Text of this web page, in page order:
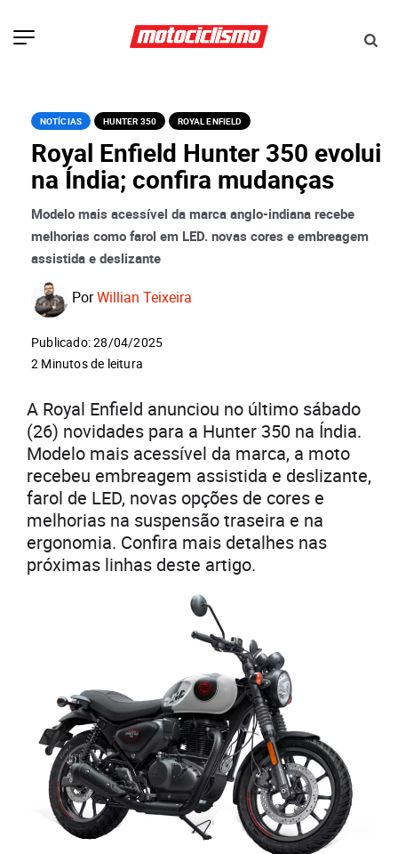
NOTÍCIAS HUNTER 350 ROYAL ENFIELD
Royal Enfield Hunter 350 evolui
na Índia; confira mudanças
Modelo mais acessível da marca anglo-indiana recebe
melhorias como farol em LED. novas cores e embreagem
assistida e deslizante
PorWillian Teixeira
Publicado: 28/04/2025
2 Minutos de leitura
A Royal Enfield anunciou no último sábado
(26) novidades para a Hunter 350 na Índia.
Modelo mais acessível da marca, a moto
recebeu embreagem assistida e deslizante,
farol de LED, novas opções de cores e
melhorias na suspensão traseira e na
ergonomia. Confira mais detalhes nas
próximas linhas deste artigo.